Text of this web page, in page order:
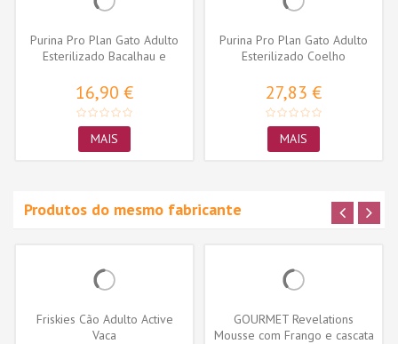
Purina Pro Plan Gato Adulto
Esterilizado Bacalhau e
16,90 €
MAIS
Purina Pro Plan Gato Adulto
Esterilizado Coelho
27,83 €
MAIS
Produtos do mesmo fabricante
Friskies Cão Adulto Active
Vaca
GOURMET Revelations
Mousse com Frango e cascata